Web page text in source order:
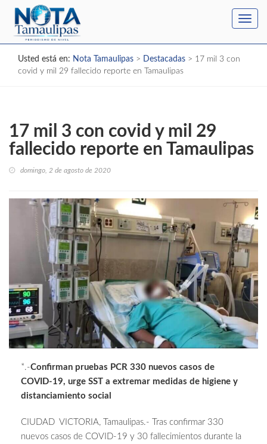
Usted está en: Nota Tamaulipas > Destacadas > 17 mil 3 con
covid y mil 29 fallecido reporte en Tamaulipas
17 mil 3 con covid y mil 29
fallecido reporte en Tamaulipas
domingo, 2 de agosto de 2020
*.-Confirman pruebas PCR 330 nuevos casos de
COVID-19, urge SST a extremar medidas de higiene y
distanciamiento social
CIUDAD VICTORIA, Tamaulipas.- Tras confirmar 330
nuevos casos de COVID-19 y 30 fallecimientos durante la